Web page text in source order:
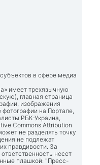
в сфере медиа
имеет трехязычную
главная страница
изображения
на Портале,
РБК-Украина,
Commons Attribution
не разделять точку
не подлежат
правдивости. За
несет
плашкой: "Пресс-